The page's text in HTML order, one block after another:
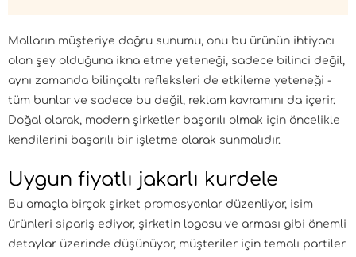
Malların müşteriye doğru sunumu, onu bu ürünün ihtiyacı
olan şey olduğuna ikna etme yeteneği, sadece bilinci değil,
aynı zamanda bilinçaltı refleksleri de etkileme yeteneği -
tüm bunlar ve sadece bu değil, reklam kavramını da içerir.
Doğal olarak, modern şirketler başarılı olmak için öncelikle
kendilerini başarılı bir işletme olarak sunmalıdır.
Uygun fiyatlı jakarlı kurdele
Bu amaçla birçok şirket promosyonlar düzenliyor, isim
ürünleri sipariş ediyor, şirketin logosu ve arması gibi önemli
detaylar üzerinde düşünüyor, müşteriler için temalı partiler